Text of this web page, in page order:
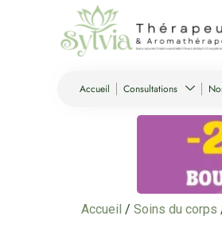
Accueil Consultations
Accueil / Soins du corps